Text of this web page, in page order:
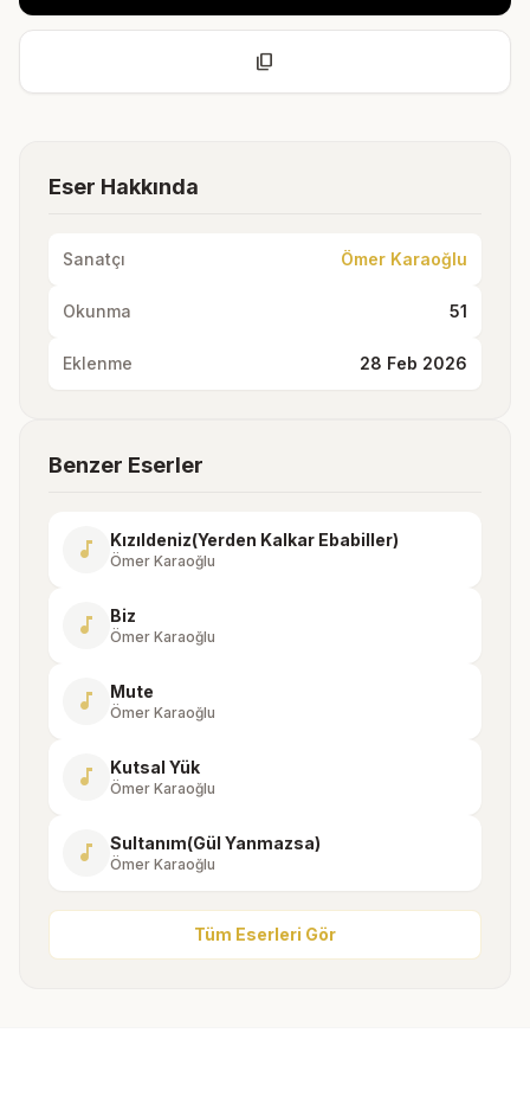
content_copy
Eser Hakkında
Sanatçı Ömer Karaoğlu
Okunma 51
Eklenme 28 Feb 2026
Benzer Eserler
music_note Kızıldeniz(Yerden Kalkar Ebabiller)
Ömer Karaoğlu
music_note Biz
Ömer Karaoğlu
music_note Mute
Ömer Karaoğlu
music_note Kutsal Yük
Ömer Karaoğlu
music_note Sultanım(Gül Yanmazsa)
Ömer Karaoğlu
Tüm Eserleri Gör